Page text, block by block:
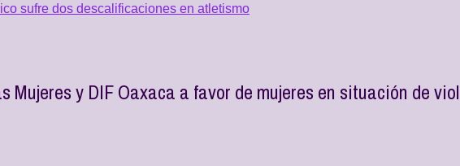
sufre dos descalificaciones en atletismo
Mujeres y DIF Oaxaca a favor de mujeres en situación de